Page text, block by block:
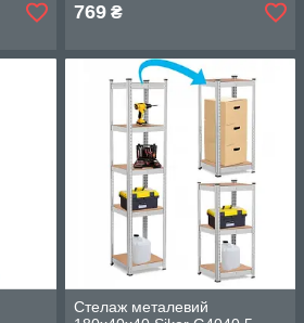
769 ₴
Стелаж металевий